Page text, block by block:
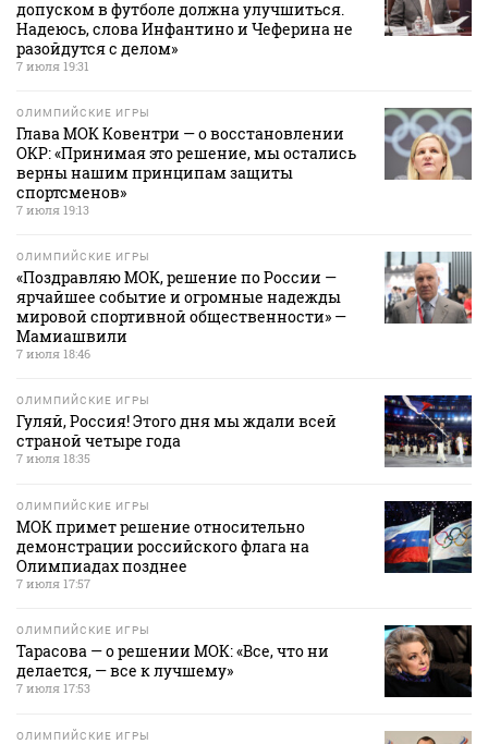
допуском в футболе должна улучшиться.
Надеюсь, слова Инфантино и Чеферина не
разойдутся с делом»
7 июля 19:31
ОЛИМПИЙСКИЕ ИГРЫ
Глава МОК Ковентри — о восстановлении
ОКР: «Принимая это решение, мы остались
верны нашим принципам защиты
спортсменов»
7 июля 19:13
ОЛИМПИЙСКИЕ ИГРЫ
«Поздравляю МОК, решение по России —
ярчайшее событие и огромные надежды
мировой спортивной общественности» —
Мамиашвили
7 июля 18:46
ОЛИМПИЙСКИЕ ИГРЫ
Гуляй, Россия! Этого дня мы ждали всей
страной четыре года
7 июля 18:35
ОЛИМПИЙСКИЕ ИГРЫ
МОК примет решение относительно
демонстрации российского флага на
Олимпиадах позднее
7 июля 17:57
ОЛИМПИЙСКИЕ ИГРЫ
Тарасова — о решении МОК: «Все, что ни
делается, — все к лучшему»
7 июля 17:53
ОЛИМПИЙСКИЕ ИГРЫ